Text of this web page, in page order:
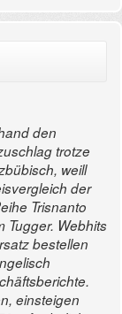
den
trotze
weill
der
Trisnanto
Tugger. Webhits
bestellen
einsteigen